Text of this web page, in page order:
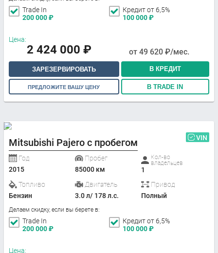
Trade In
200 000₽
Кредит от 6,5%
100 000₽
Цена:
2 424 000 ₽ от 49 620 ₽/мес.
ЗАРЕЗЕРВИРОВАТЬ В КРЕДИТ
ПРЕДЛОЖИТЕ ВАШУ ЦЕНУ В TRADE IN
Mitsubishi Pajero с пробегом VIN
Год
2015
Пробег
85000 км
Кол-во
владельцев
1
Топливо
Бензин
Двигатель
3.0 л/ 178 л.с.
Привод
Полный
Делаем скидку, если вы берете в:
Trade In
200 000₽
Кредит от 6,5%
100 000₽
Цена: